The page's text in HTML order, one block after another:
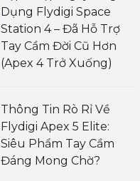
Dụng Flydigi Space
Station 4 – Đã Hỗ Trợ
Tay Cầm Đời Cũ Hơn
(Apex 4 Trở Xuống)
Thông Tin Rò Rỉ Về
Flydigi Apex 5 Elite:
Siêu Phẩm Tay Cầm
Đáng Mong Chờ?